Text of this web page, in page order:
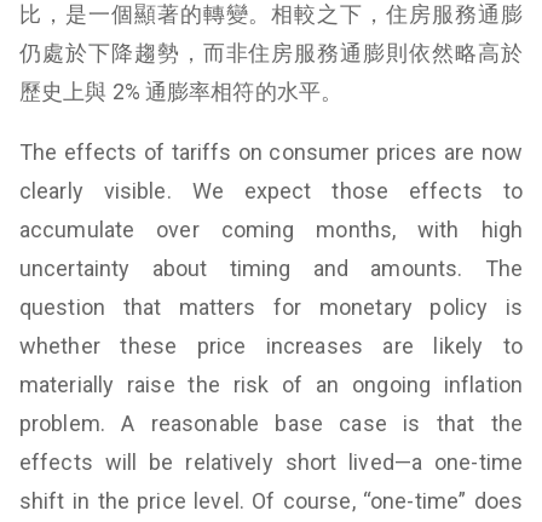
比，是一個顯著的轉變。相較之下，住房服務通膨
仍處於下降趨勢，而非住房服務通膨則依然略高於
歷史上與 2% 通膨率相符的水平。
The effects of tariffs on consumer prices are now
clearly visible. We expect those effects to
accumulate over coming months, with high
uncertainty about timing and amounts. The
question that matters for monetary policy is
whether these price increases are likely to
materially raise the risk of an ongoing inflation
problem. A reasonable base case is that the
effects will be relatively short lived—a one-time
shift in the price level. Of course, “one-time” does